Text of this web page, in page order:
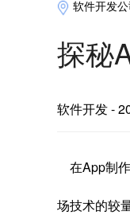
软件开发公
探秘
软件开发-
在App制
场技术的较